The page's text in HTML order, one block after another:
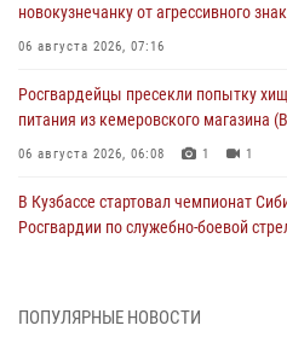
новокузнечанку от агрессивного
06 августа 2026, 07:16
Росгвардейцы пресекли попытку
питания из кемеровского магазина
06 августа 2026, 06:08 1 1
В Кузбассе стартовал чемпионат
Росгвардии по служебно-боевой
Росгвардейцы задержали в
ПОПУЛЯРНЫЕ НОВОСТИ